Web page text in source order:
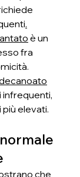
.
è un
fra
elevati.
che